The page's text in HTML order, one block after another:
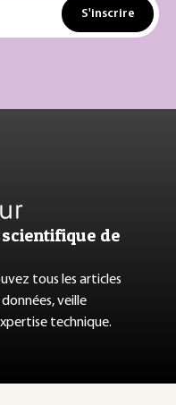
S'inscrire
scientifique de
tous les articles
veille
technique.